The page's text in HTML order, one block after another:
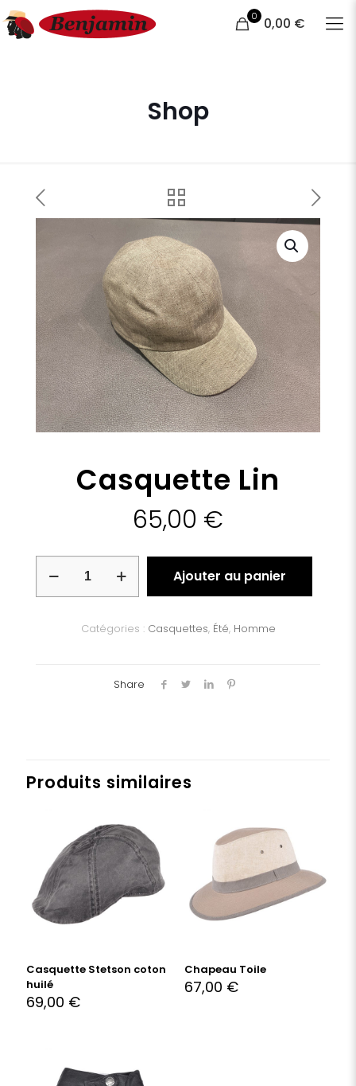
0 0,00 €
Shop
Casquette Lin
65,00 €
Ajouter au panier
Catégories : Casquettes, Été, Homme
Share
Produits similaires
Casquette Stetson coton
huilé
69,00 €
Chapeau Toile
67,00 €